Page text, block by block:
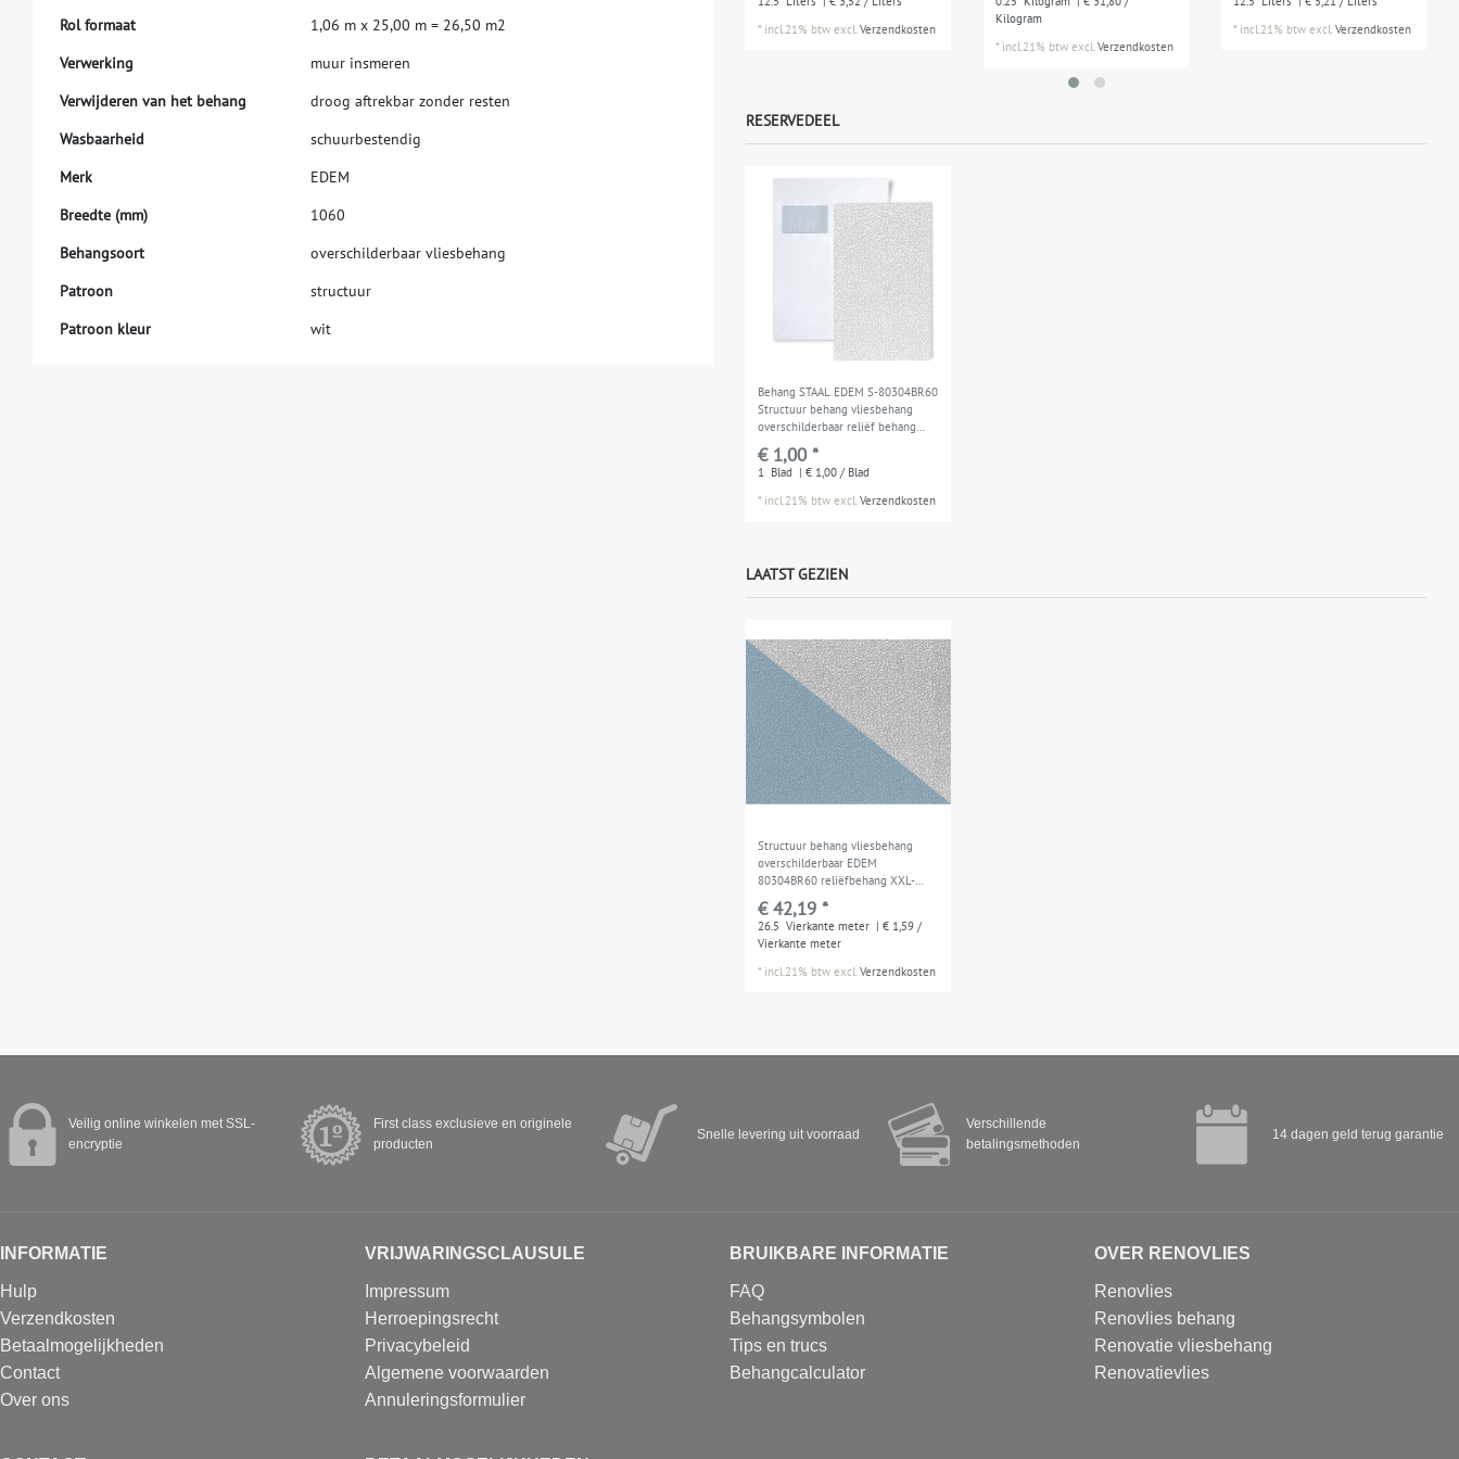
Rol formaat 1,06 m x 25,00 m = 26,50 m2
Verwerking muur insmeren
Verwijderen van het behang droog aftrekbar zonder resten
Wasbaarheid schuurbestendig
Merk EDEM
Breedte (mm) 1060
Behangsoort
overschilderbaar vliesbehang
Patroon
structuur
Patroon kleur
wit
* incl.21% btw excl.Verzendkosten
Kilogram
* incl.21% btw excl.Verzendkosten
* incl.21% btw excl.Verzendkosten
RESERVEDEEL
Behang STAAL EDEM S-80304BR60
Structuur behang vliesbehang
overschilderbaar reliëf behang
behangpapier schuimvinyl
€ 1,00 *
1 Blad | € 1,00 / Blad
* incl.21% btw excl.Verzendkosten
LAATST GEZIEN
Structuur behang vliesbehang
overschilderbaar EDEM
80304BR60 reliëfbehang XXL-
€ 42,19 *
26.5 Vierkante meter | € 1,59 /
Vierkante meter
* incl.21% btw excl.Verzendkosten
Veilig online winkelen met SSL-
encryptie
First class exclusieve en originele
producten
Snelle levering uit voorraad
Verschillende
betalingsmethoden
14 dagen geld terug garantie
INFORMATIE
Hulp
Verzendkosten
Betaalmogelijkheden
Contact
Over ons
VRIJWARINGSCLAUSULE
Impressum
Herroepingsrecht
Privacybeleid
Algemene voorwaarden
Annuleringsformulier
BRUIKBARE INFORMATIE
FAQ
Behangsymbolen
Tips en trucs
Behangcalculator
OVER RENOVLIES
Renovlies
Renovlies behang
Renovatie vliesbehang
Renovatievlies